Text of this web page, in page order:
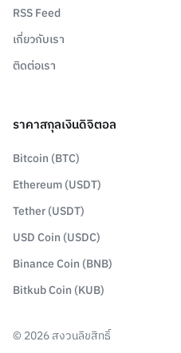
RSS Feed
เกี่ยวกับเรา
ติดต่อเรา
ราคาสกุลเงินดิจิตอล
Bitcoin (BTC)
Ethereum (USDT)
Tether (USDT)
USD Coin (USDC)
Binance Coin (BNB)
Bitkub Coin (KUB)
© 2026สงวนลิขสิทธิ์